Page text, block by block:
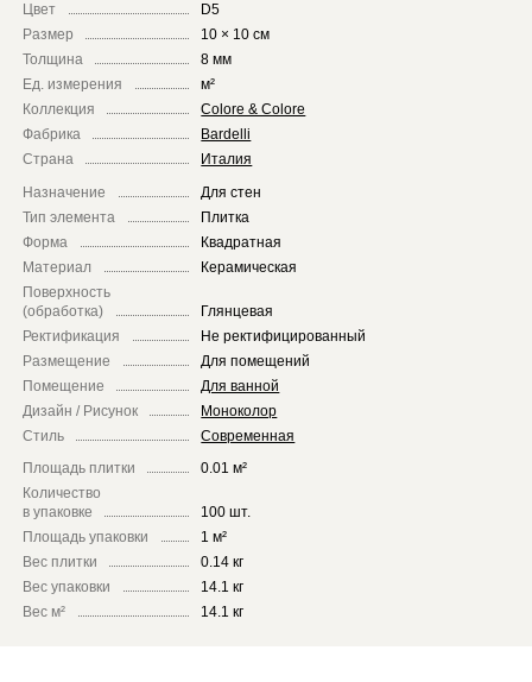
Цвет
D5
Размер
10 × 10 см
Толщина
8 мм
Ед. измерения
м²
Коллекция
Colore & Colore
Фабрика
Bardelli
Страна
Италия
Назначение
Для стен
Тип элемента
Плитка
Форма
Квадратная
Материал
Керамическая
Поверхность
(обработка)
Глянцевая
Ректификация
Не ректифицированный
Размещение
Для помещений
Помещение
Для ванной
Дизайн / Рисунок
Моноколор
Стиль
Современная
Площадь плитки
0.01 м²
Количество
в упаковке
100 шт.
Площадь упаковки
1 м²
Вес плитки
0.14 кг
Вес упаковки
14.1 кг
Вес м²
14.1 кг